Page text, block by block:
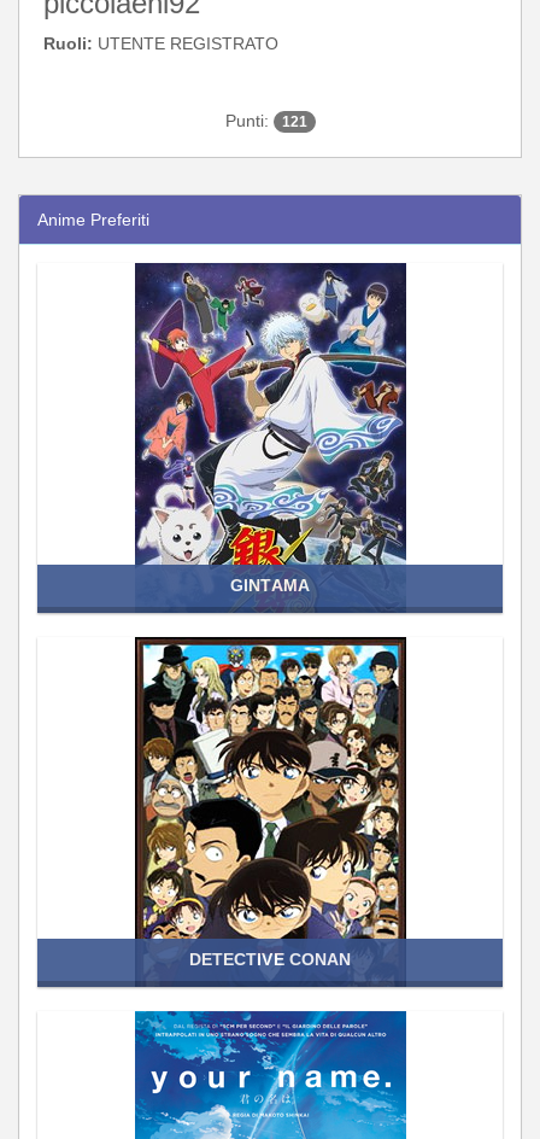
Ruoli: UTENTE REGISTRATO
Punti: 121
Anime Preferiti
GINTAMA
DETECTIVE CONAN